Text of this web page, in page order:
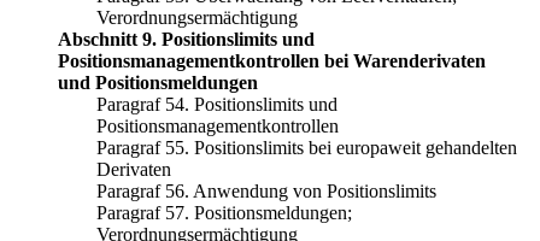
Verordnungsermächtigung
Abschnitt 9. Positionslimits und
Positionsmanagementkontrollen bei Warenderivaten
und Positionsmeldungen
Paragraf 54. Positionslimits und
Positionsmanagementkontrollen
Paragraf 55. Positionslimits bei europaweit gehandelten
Derivaten
Paragraf 56. Anwendung von Positionslimits
Paragraf 57. Positionsmeldungen;
Verordnungsermächtigung